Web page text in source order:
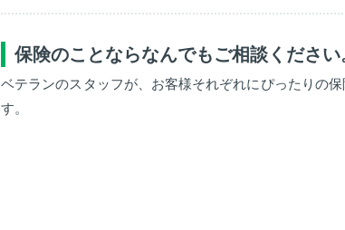
保険のことならなんでもご相談ください
ベテランのスタッフが、お客様それぞれにぴったりの
す。